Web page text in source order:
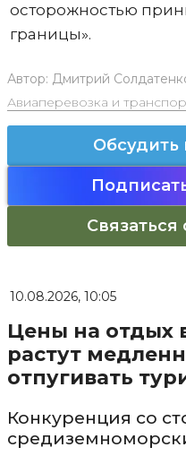
осторожностью
границы».
Автор: Дмитрий
Авиаперевозка и
Обсудить
10.08.2026, 10:05
Цены на отдых
растут
отпугивать
Конкуренция со